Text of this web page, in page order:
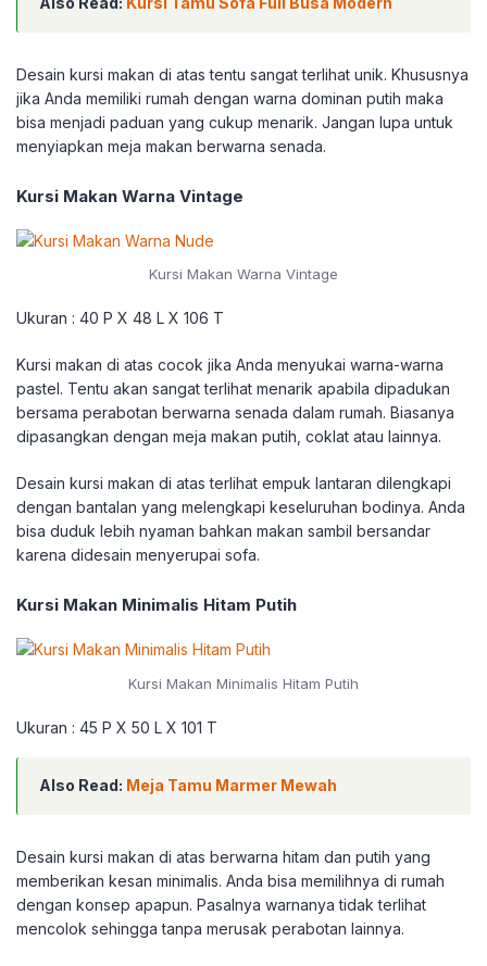
Desain kursi makan di atas tentu sangat terlihat unik. Khususnya
jika Anda memiliki rumah dengan warna dominan putih maka
bisa menjadi paduan yang cukup menarik. Jangan lupa untuk
menyiapkan meja makan berwarna senada.
Kursi Makan Warna Vintage
Kursi Makan Warna Vintage
Ukuran : 40 P X 48 L X 106 T
Kursi makan di atas cocok jika Anda menyukai warna-warna
pastel. Tentu akan sangat terlihat menarik apabila dipadukan
bersama perabotan berwarna senada dalam rumah. Biasanya
dipasangkan dengan meja makan putih, coklat atau lainnya.
Desain kursi makan di atas terlihat empuk lantaran dilengkapi
dengan bantalan yang melengkapi keseluruhan bodinya. Anda
bisa duduk lebih nyaman bahkan makan sambil bersandar
karena didesain menyerupai sofa.
Kursi Makan Minimalis Hitam Putih
Kursi Makan Minimalis Hitam Putih
Ukuran : 45 P X 50 L X 101 T
Also Read: Meja Tamu Marmer Mewah
Desain kursi makan di atas berwarna hitam dan putih yang
memberikan kesan minimalis. Anda bisa memilihnya di rumah
dengan konsep apapun. Pasalnya warnanya tidak terlihat
mencolok sehingga tanpa merusak perabotan lainnya.